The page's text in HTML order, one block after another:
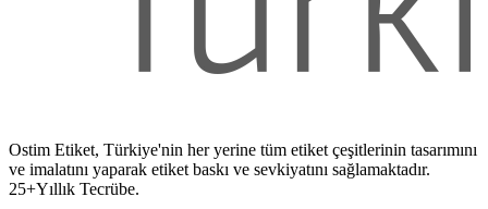
Ostim Etiket, Türkiye'nin her yerine tüm etiket çeşitlerinin tasarımını
ve imalatını yaparak etiket baskı ve sevkiyatını sağlamaktadır.
25+Yıllık Tecrübe.